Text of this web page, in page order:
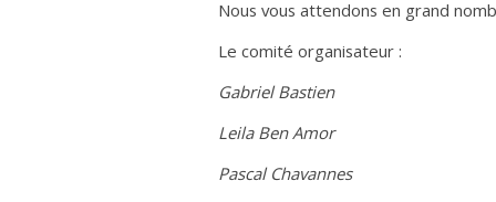
Nous vous attendons en grand
Le comité organisateur :
Gabriel Bastien
Leila Ben Amor
Pascal Chavannes